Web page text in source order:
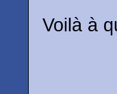
Voilà à